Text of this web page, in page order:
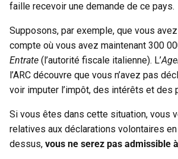
faille recevoir une demande de ce pays.
Supposons, par exemple, que vous
compte où vous avez maintenant 300
Entrate (l’autorité fiscale italienne). L’
l’ARC découvre que vous n’avez pas
voir imputer l’impôt, des intérêts et
Si vous êtes dans cette situation, vous
relatives aux déclarations volontaires
dessus, vous ne serez pas admissible